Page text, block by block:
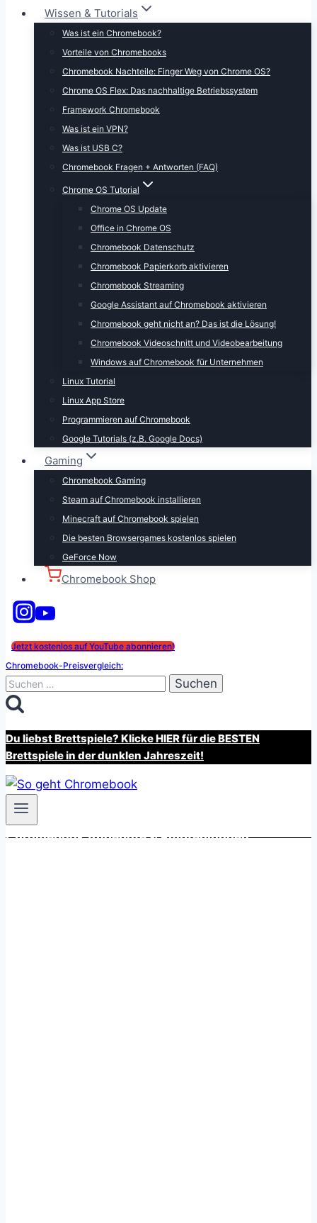
Wissen & Tutorials
Was ist ein Chromebook?
Vorteile von Chromebooks
Chromebook Nachteile: Finger Weg von Chrome OS?
Chrome OS Flex: Das nachhaltige Betriebssystem
Framework Chromebook
Was ist ein VPN?
Was ist USB C?
Chromebook Fragen + Antworten (FAQ)
Chrome OS Tutorial
Chrome OS Update
Office in Chrome OS
Chromebook Datenschutz
Chromebook Papierkorb aktivieren
Chromebook Streaming
Google Assistant auf Chromebook aktivieren
Chromebook geht nicht an? Das ist die Lösung!
Chromebook Videoschnitt und Videobearbeitung
Windows auf Chromebook für Unternehmen
Linux Tutorial
Linux App Store
Programmieren auf Chromebook
Google Tutorials (z.B. Google Docs)
Gaming
Chromebook Gaming
Steam auf Chromebook installieren
Minecraft auf Chromebook spielen
Die besten Browsergames kostenlos spielen
GeForce Now
Chromebook Shop
Jetzt kostenlos auf YouTube abonnieren!
Chromebook-Preisvergleich:
Suchen
nach:
Du liebst Brettspiele? Klicke HIER für die BESTEN
Brettspiele in der dunklen Jahreszeit!
Chromebook Angebote & Empfehlungen